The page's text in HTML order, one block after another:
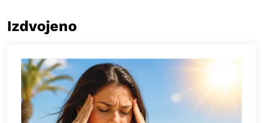
Izdvojeno